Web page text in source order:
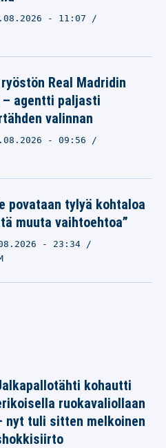
- 11:07
Real Madridin
agentti paljasti
valinnan
- 09:56
povataan tylyä kohtaloa
muuta vaihtoehtoa”
- 23:34
kohautti
ruokavaliollaan
nyt tuli sitten melkoinen